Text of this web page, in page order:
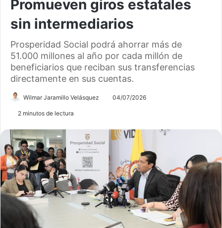
Promueven giros estatales
sin intermediarios
Prosperidad Social podrá ahorrar más de
51.000 millones al año por cada millón de
beneficiarios que reciban sus transferencias
directamente en sus cuentas.
Wilmar Jaramillo Velásquez 04/07/2026
2 minutos de lectura